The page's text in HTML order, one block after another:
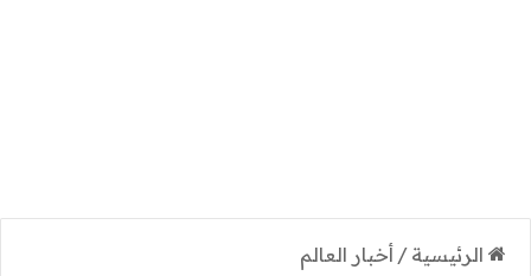
الرئيسية / أخبار العالم